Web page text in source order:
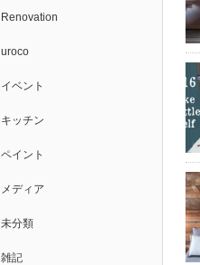
Renovation
uroco
イベント
キッチン
ペイント
メディア
未分類
雑記